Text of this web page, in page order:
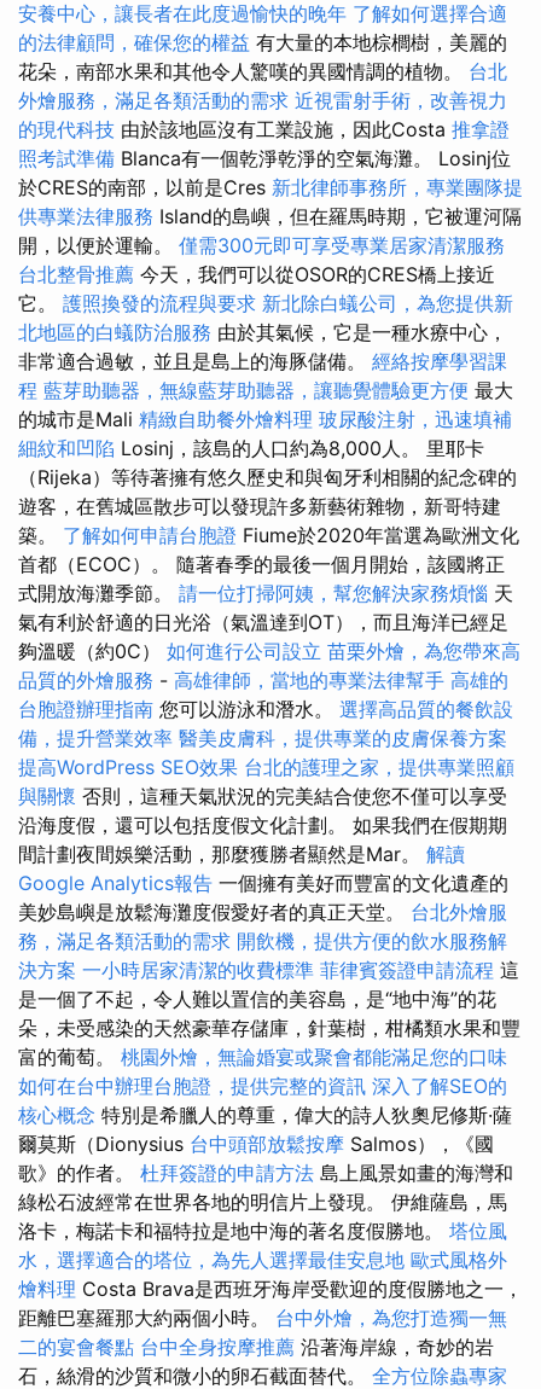
安養中心，讓長者在此度過愉快的晚年 了解如何選擇合適
的法律顧問，確保您的權益 有大量的本地棕櫚樹，美麗的
花朵，南部水果和其他令人驚嘆的異國情調的植物。 台北
外燴服務，滿足各類活動的需求 近視雷射手術，改善視力
的現代科技 由於該地區沒有工業設施，因此Costa 推拿證
照考試準備 Blanca有一個乾淨乾淨的空氣海灘。 Losinj位
於CRES的南部，以前是Cres 新北律師事務所，專業團隊提
供專業法律服務 Island的島嶼，但在羅馬時期，它被運河隔
開，以便於運輸。 僅需300元即可享受專業居家清潔服務
台北整骨推薦 今天，我們可以從OSOR的CRES橋上接近
它。 護照換發的流程與要求 新北除白蟻公司，為您提供新
北地區的白蟻防治服務 由於其氣候，它是一種水療中心，
非常適合過敏，並且是島上的海豚儲備。 經絡按摩學習課
程 藍芽助聽器，無線藍芽助聽器，讓聽覺體驗更方便 最大
的城市是Mali 精緻自助餐外燴料理 玻尿酸注射，迅速填補
細紋和凹陷 Losinj，該島的人口約為8,000人。 里耶卡
（Rijeka）等待著擁有悠久歷史和與匈牙利相關的紀念碑的
遊客，在舊城區散步可以發現許多新藝術雜物，新哥特建
築。 了解如何申請台胞證 Fiume於2020年當選為歐洲文化
首都（ECOC）。 隨著春季的最後一個月開始，該國將正
式開放海灘季節。 請一位打掃阿姨，幫您解決家務煩惱 天
氣有利於舒適的日光浴（氣溫達到OT），而且海洋已經足
夠溫暖（約0C） 如何進行公司設立 苗栗外燴，為您帶來高
品質的外燴服務 - 高雄律師，當地的專業法律幫手 高雄的
台胞證辦理指南 您可以游泳和潛水。 選擇高品質的餐飲設
備，提升營業效率 醫美皮膚科，提供專業的皮膚保養方案
提高WordPress SEO效果 台北的護理之家，提供專業照顧
與關懷 否則，這種天氣狀況的完美結合使您不僅可以享受
沿海度假，還可以包括度假文化計劃。 如果我們在假期期
間計劃夜間娛樂活動，那麼獲勝者顯然是Mar。 解讀
Google Analytics報告 一個擁有美好而豐富的文化遺產的
美妙島嶼是放鬆海灘度假愛好者的真正天堂。 台北外燴服
務，滿足各類活動的需求 開飲機，提供方便的飲水服務解
決方案 一小時居家清潔的收費標準 菲律賓簽證申請流程 這
是一個了不起，令人難以置信的美容島，是“地中海”的花
朵，未受感染的天然豪華存儲庫，針葉樹，柑橘類水果和豐
富的葡萄。 桃園外燴，無論婚宴或聚會都能滿足您的口味
如何在台中辦理台胞證，提供完整的資訊 深入了解SEO的
核心概念 特別是希臘人的尊重，偉大的詩人狄奧尼修斯·薩
爾莫斯（Dionysius 台中頭部放鬆按摩 Salmos），《國
歌》的作者。 杜拜簽證的申請方法 島上風景如畫的海灣和
綠松石波經常在世界各地的明信片上發現。 伊維薩島，馬
洛卡，梅諾卡和福特拉是地中海的著名度假勝地。 塔位風
水，選擇適合的塔位，為先人選擇最佳安息地 歐式風格外
燴料理 Costa Brava是西班牙海岸受歡迎的度假勝地之一，
距離巴塞羅那大約兩個小時。 台中外燴，為您打造獨一無
二的宴會餐點 台中全身按摩推薦 沿著海岸線，奇妙的岩
石，絲滑的沙質和微小的卵石截面替代。 全方位除蟲專家